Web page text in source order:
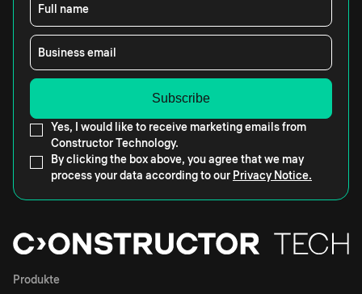
Full name
Business email
Yes, I would like to receive marketing emails from
Constructor Technology.
By clicking the box above, you agree that we may
process your data according to our Privacy Notice.
Produkte